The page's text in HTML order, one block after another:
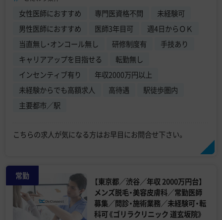
女性医師におすすめ 専門医資格不問
未経験可
男性医師におすすめ
医師3年目可
週4日からＯＫ
当直無し・オンコール無し
研修制度有
手技あり
キャリアアップを目指せる
転勤無し
インセンティブ有り
年収2000万円以上
未経験からでも高額求人
高待遇
駅徒歩圏内
主要都市／駅
こちらの求人が気になる方はお早目にお問合せ下さい。
常勤
【東京都／渋谷／年収 2000万円台】
メンズ脱毛・美容皮膚科／常勤医師
募集／問診・施術業務／未経験可・転
科可《ゴリラクリニック 道玄坂院》